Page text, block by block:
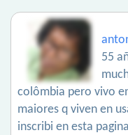
55
colômbia pero vivo
maiores q viven en
inscribi en esta